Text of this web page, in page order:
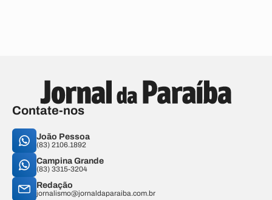
Contate-nos
João Pessoa
(83) 2106.1892
Campina Grande
(83) 3315-3204
Redação
jornalismo@jornaldaparaiba.com.br